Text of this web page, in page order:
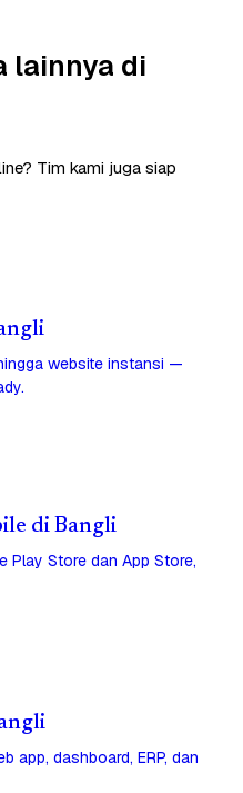
lainnya di
Tim kami juga siap
website instansi —
di Bangli
Play Store dan App Store,
app, dashboard, ERP, dan